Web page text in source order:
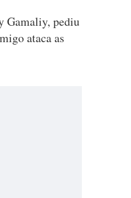
Gamaliy, pediu
ataca as